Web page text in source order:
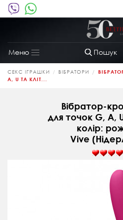
Пошук
Меню
Toggle
navigation
СЕКС ІГРАШКИ ВІБРАТОРИ
A, U ТА КЛІТ...
Вібратор-
для точок G, A,
колір:
Vive